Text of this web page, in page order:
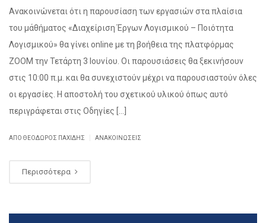
Ανακοινώνεται ότι η παρουσίαση των εργασιών στα πλαίσια
του μάθήματος «Διαχείριση Έργων Λογισμικού – Ποιότητα
Λογισμικού» θα γίνει online με τη βοήθεια της πλατφόρμας
ZOOM την Τετάρτη 3 Ιουνίου. Οι παρουσιάσεις θα ξεκινήσουν
στις 10:00 π.μ. και θα συνεχιστούν μέχρι να παρουσιαστούν όλες
οι εργασίες. Η αποστολή του σχετικού υλικού όπως αυτό
περιγράφεται στις Οδηγίες […]
ΑΠΌ ΘΕΌΔΩΡΟΣ ΠΑΧΊΔΗΣ ΑΝΑΚΟΙΝΏΣΕΙΣ
Περισσότερα